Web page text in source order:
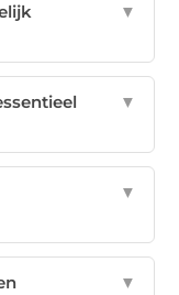
▼
▼
▼
▼